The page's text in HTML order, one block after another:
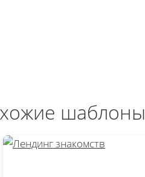
шаблоны